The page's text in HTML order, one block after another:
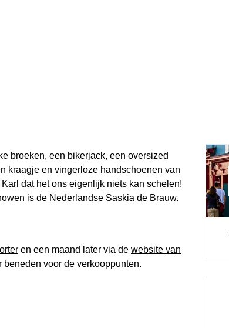
broeken, een bikerjack, een oversized
kraagje en vingerloze handschoenen van
dat het ons eigenlijk niets kan schelen!
is de Nederlandse Saskia de Brauw.
en een maand later via de website van
beneden voor de verkooppunten.